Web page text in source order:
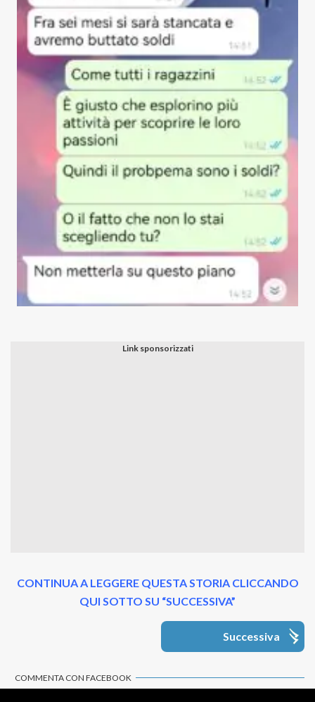
CONTINUA A LEGGERE QUESTA STORIA CLICCANDO
QUI SOTTO SU “SUCCESSIVA”
Successiva
COMMENTA CON FACEBOOK